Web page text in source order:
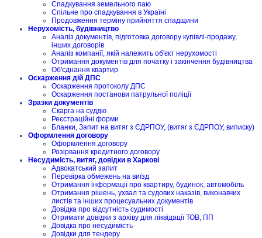
Спадкування земельного паю
Спільне про спадкування в Україні
Продовження терміну прийняття спадщини
Нерухомість, будівництво
Аналіз документів, підготовка договору купівлі-продажу,
інших договорів
Аналіз компанії, якій належить об'єкт нерухомості
Отримання документів для початку і закінчення будівництва
Об'єднання квартир
Оскарження дій ДПС
Оскарження протоколу ДПС
Оскарження постанови патрульної поліції
Зразки документів
Скарга на суддю
Реєстраційні форми
Бланки, Запит на витяг з ЄДРПОУ, (витяг з ЄДРПОУ, виписку)
Оформлення договору
Оформлення договору
Розірвання кредитного договору
Несудимість, витяг, довідки в Харкові
Адвокатський запит
Перевірка обмежень на виїзд
Отримання інформації про квартиру, будинок, автомобіль
Отримання рішень, ухвал та судових наказів, виконавчих
листів та інших процесуальних документів
Довідка про відсутність судимості
Отримати довідки з архіву для ліквідації ТОВ, ПП
Довідка про несудимість
Довідки для тендеру